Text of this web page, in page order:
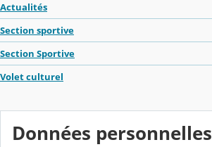
Actualités
Section sportive
Section Sportive
Volet culturel
Données personnelles